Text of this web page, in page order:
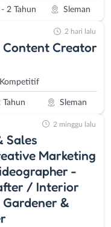
2 Tahun Sleman
Creator
Kompetitif
Tahun Sleman
2 hari lalu
Sales
Marketing
-
/ Interior
&
2 minggu lalu